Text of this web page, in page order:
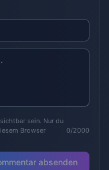
sein. Nur du
Browser
0/2000
absenden